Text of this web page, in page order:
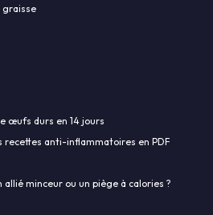
graisse
œufs durs en 14 jours
anti-inflammatoires en PDF
allié minceur ou un piège à calories ?